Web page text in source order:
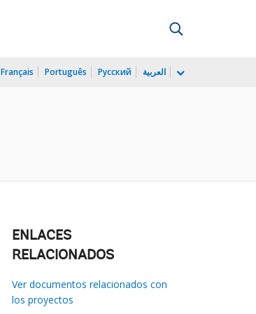
Français Português Русский العربية
ENLACES
RELACIONADOS
Ver documentos relacionados con
los proyectos